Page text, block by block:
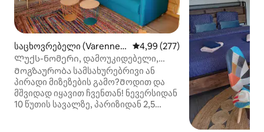
საცხოვრებელი (Varennes-
Vauzelles)
საშუალო შეფასებაა 5‑დან
4,99 (277)
Ლუქს-ნომერი, დამოუკიდებელი,
ბუტიკულ გარემოში.
Მოგზაურობა სამსახურებრივი ან
პირადი მიზეზების გამო?Მოდით და
მშვიდად იყავით ჩვენთან! ნევერსიდან
10 წუთის სავალზე, პარიზიდან 2,5